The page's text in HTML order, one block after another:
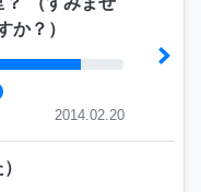
か？ ）
2014.02.20
）